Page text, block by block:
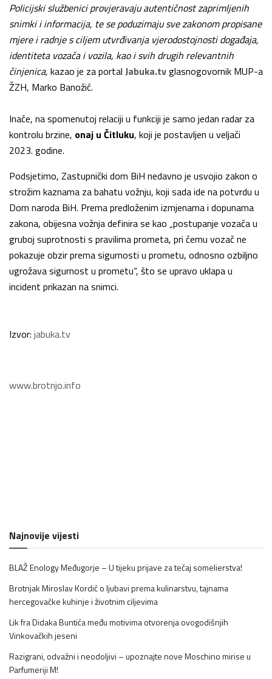
Policijski službenici provjeravaju autentičnost zaprimljenih
snimki i informacija, te se poduzimaju sve zakonom propisane
mjere i radnje s ciljem utvrđivanja vjerodostojnosti događaja,
identiteta vozača i vozila, kao i svih drugih relevantnih
činjenica, kazao je za portal Jabuka.tvglasnogovornik MUP-a
ŽZH, Marko Banožić.
Inače, na spomenutoj relaciji u funkciji je samo jedan radar za
kontrolu brzine, onaj u Čitluku, koji je postavljen u veljači
2023. godine.
Podsjetimo, Zastupnički dom BiH nedavno je usvojio zakon o
strožim kaznama za bahatu vožnju, koji sada ide na potvrdu u
Dom naroda BiH. Prema predloženim izmjenama i dopunama
zakona, obijesna vožnja definira se kao „postupanje vozača u
gruboj suprotnosti s pravilima prometa, pri čemu vozač ne
pokazuje obzir prema sigurnosti u prometu, odnosno ozbiljno
ugrožava sigurnost u prometu“, što se upravo uklapa u
incident prikazan na snimci.
Izvor: jabuka.tv
www.brotnjo.info
Najnovije vijesti
BLAŽ Enology Međugorje – U tijeku prijave za tečaj somelierstva!
Brotnjak Miroslav Kordić o ljubavi prema kulinarstvu, tajnama
hercegovačke kuhinje i životnim ciljevima
Lik fra Didaka Buntića među motivima otvorenja ovogodišnjih
Vinkovačkih jeseni
Razigrani, odvažni i neodoljivi – upoznajte nove Moschino mirise u
Parfumeriji M!